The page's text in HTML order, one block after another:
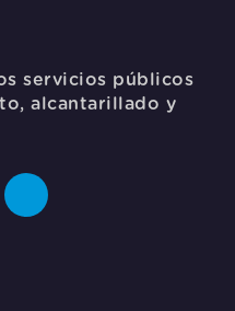
servicios públicos
alcantarillado y